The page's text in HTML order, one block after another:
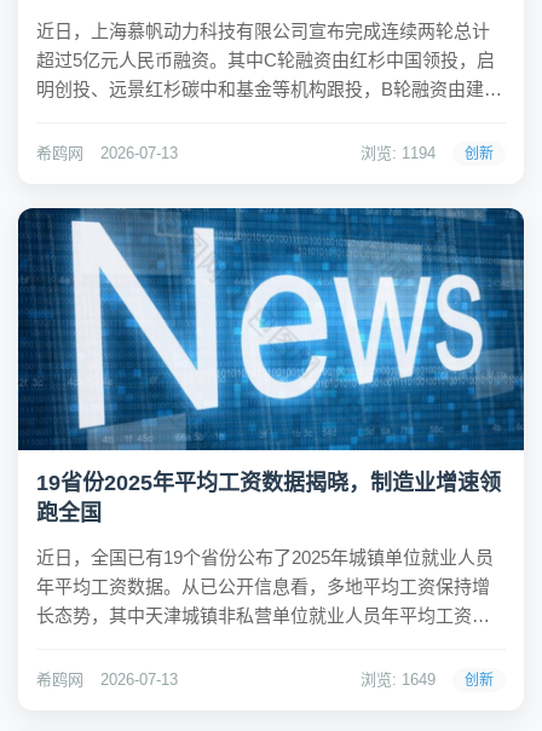
近日，上海慕帆动力科技有限公司宣布完成连续两轮总计
超过5亿元人民币融资。其中C轮融资由红杉中国领投，启
明创投、远景红杉碳中和基金等机构跟投，B轮融资由建发
机、透平产品线的批量化装配制造中心及大功率整机出厂
希鸥网 2026-07-13 浏览: 1194 创新
19省份2025年平均工资数据揭晓，制造业增速领
跑全国
近日，全国已有19个省份公布了2025年城镇单位就业人员
年平均工资数据。从已公开信息看，多地平均工资保持增
长态势，其中天津城镇非私营单位就业人员年平均工资达
突破14万元大关。浙江、江苏分别为141902元和134969
希鸥网 2026-07-13 浏览: 1649 创新